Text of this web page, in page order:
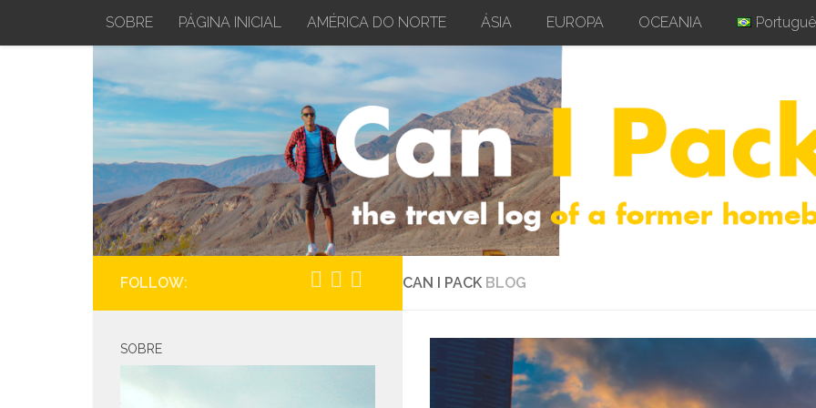
Skip to content
SOBRE PÁGINA INICIAL AMÉRICA DO NORTE ÁSIA EUROPA OCEANIA
CAN I PACK BLOG
FOLLOW:
SOBRE